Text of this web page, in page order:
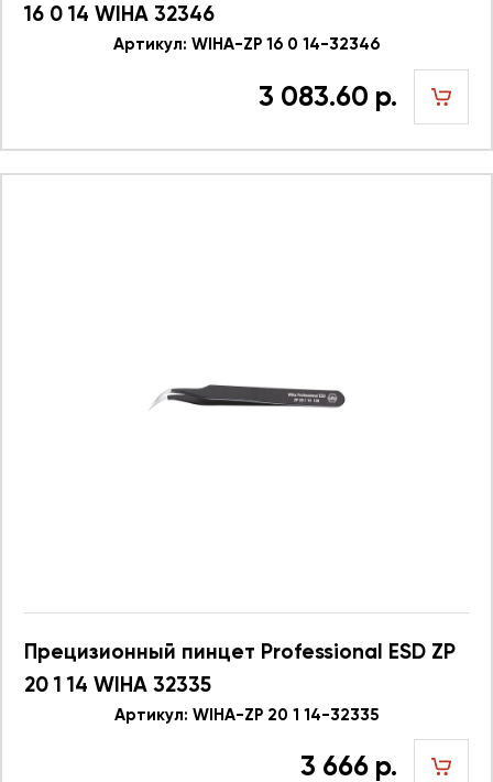
16 0 14 WIHA 32346
Артикул: WIHA-ZP 16 0 14-32346
3 083.60 р.
Прецизионный пинцет Professional ESD ZP
20 1 14 WIHA 32335
Артикул: WIHA-ZP 20 1 14-32335
3 666 р.